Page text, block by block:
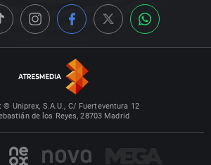
© Uniprex, S.A.U., C/ Fuerteventura 12
de los Reyes, 28703 Madrid